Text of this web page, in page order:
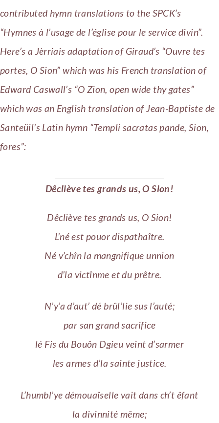
contributed hymn translations to the SPCK’s
“Hymnes à l’usage de l’église pour le service divin”.
Here’s a Jèrriais adaptation of Giraud’s “Ouvre tes
portes, O Sion” which was his French translation of
Ed­ward Cas­wall’s “O Zion, open wide thy gates”
which was an English translation of Jean-Baptiste de
Santeüil’s Latin hymn “Temp­li sac­ra­tas pan­de, Si­on,
for­es”:
Dêcliève tes grands us, O Sion!
Dêcliève tes grands us, O Sion!
L’né est pouor dispathaître.
Né v’chîn la mangnifique unnion
d’la victînme et du prêtre.
N’y’a d’aut’ dé brûl’lie sus l’auté;
par san grand sacrifice
lé Fis du Bouôn Dgieu veint d’sarmer
les armes d’la sainte justice.
L’humbl’ye démouaîselle vait dans ch’t êfant
la divinnité même;